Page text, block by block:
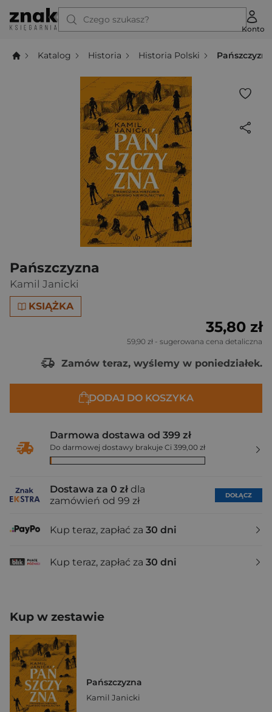
Czego szukasz?
Konto
Katalog Historia Historia Polski
Pańszczyzna
Kamil Janicki
KSIĄŻKA
35,80 zł
59,90 zł - sugerowana cena detaliczna
Zamów teraz, wyślemy w poniedziałek.
DODAJ DO KOSZYKA
Darmowa dostawa od 399 zł
Do darmowej dostawy brakuje Ci 399,00 zł
Dostawa za 0 zł dla
zamówień od 99 zł
DOŁĄCZ
Kup teraz, zapłać za 30 dni
Kup teraz, zapłać za 30 dni
Kup w zestawie
Pańszczyzna
Kamil Janicki